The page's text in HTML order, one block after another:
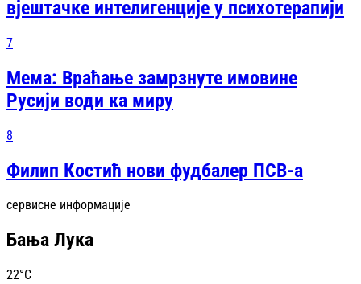
вјештачке интелигенције у психотерапији
7
Мема: Враћање замрзнуте имовине
Русији води ка миру
8
Филип Костић нови фудбалер ПСВ-а
сервисне информације
Бања Лука
22°C